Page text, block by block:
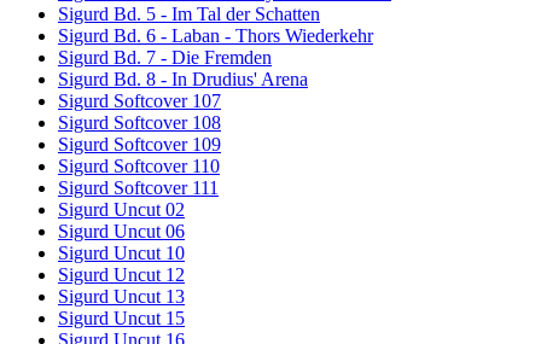
Sigurd Bd. 5 - Im Tal der Schatten
Sigurd Bd. 6 - Laban - Thors Wiederkehr
Sigurd Bd. 7 - Die Fremden
Sigurd Bd. 8 - In Drudius' Arena
Sigurd Softcover 107
Sigurd Softcover 108
Sigurd Softcover 109
Sigurd Softcover 110
Sigurd Softcover 111
Sigurd Uncut 02
Sigurd Uncut 06
Sigurd Uncut 10
Sigurd Uncut 12
Sigurd Uncut 13
Sigurd Uncut 15
Sigurd Uncut 16